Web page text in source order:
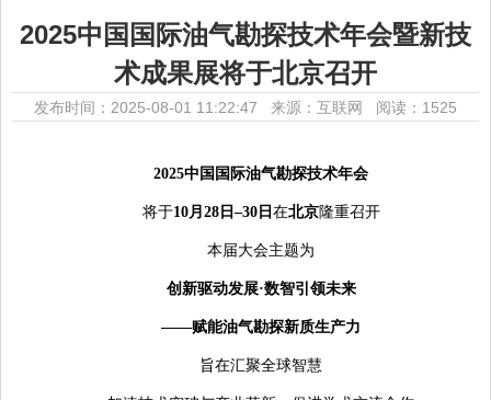
2025中国国际油气勘探技术年会暨新技
术成果展将于北京召开
发布时间：2025-08-01 11:22:47 来源：互联网 阅读：1525
2025中国国际油气勘探技术年会
将于10月28日 –30日 在北京隆重召开
本届大会主题为
创新驱动发展·数智引领未来
——赋能油气勘探新质生产力
旨在汇聚全球智慧